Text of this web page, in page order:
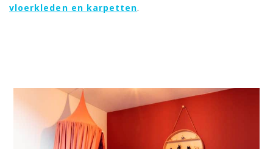
vloerkleden en karpetten.